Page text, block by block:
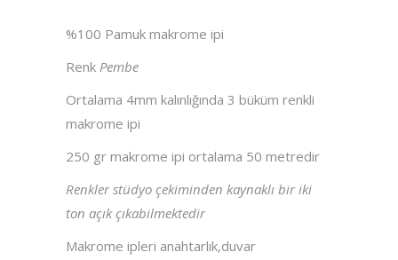
%100 Pamuk makrome ipi
Renk Pembe
Ortalama 4mm kalınlığında 3 büküm renkli
makrome ipi
250 gr makrome ipi ortalama 50 metredir
Renkler stüdyo çekiminden kaynaklı bir iki
ton açık çıkabilmektedir
Makrome ipleri anahtarlık,duvar